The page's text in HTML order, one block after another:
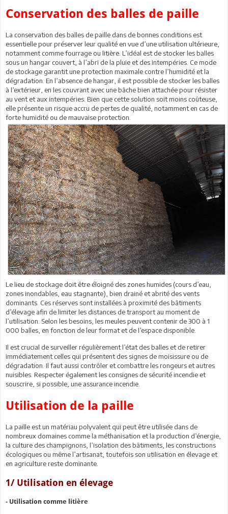
Conservation des balles de paille
La conservation des balles de paille dans de bonnes conditions est
essentielle pour préserver leur qualité en vue d’une utilisation ultérieure,
notamment comme fourrage ou litière. L’idéal est de stocker les balles
sous un hangar couvert, à l’abri de la pluie et des intempéries. Ce mode
de stockage garantit une protection maximale contre l’humidité et la
dégradation. En l’absence de hangar, il est possible de stocker les balles
à l’extérieur, en les couvrant avec une bâche bien attachée pour résister
au vent et aux intempéries. Bien que cette solution soit moins coûteuse,
elle présente un risque accru de pertes de qualité, notamment en cas de
forte humidité ou de mauvaise protection.
Le lieu de stockage doit être éloigné des zones humides (cours d’eau,
zones inondables, eau stagnante), bien drainé et abrité des vents
dominants. Ces réserves sont installées à proximité des bâtiments
d’élevage afin de limiter les distances de transport au moment de
l’utilisation. Selon les besoins, les meules peuvent contenir de 300 à 1
000 balles, en fonction de leur format et de l’espace disponible.
Il est crucial de surveiller régulièrement l’état des balles et de retirer
immédiatement celles qui présentent des signes de moisissure ou de
dégradation. Il faut aussi contrôler et combattre les rongeurs et autres
nuisibles. Respecter également les consignes de sécurité incendie et
souscrire, si possible, une assurance incendie.
Utilisation de la paille
La paille est un matériau polyvalent qui peut être utilisée dans de
nombreux domaines comme la méthanisation et la production d’énergie,
la culture des champignons, l’isolation des bâtiments, les constructions
écologiques ou même l’artisanat, toutefois son utilisation en élevage et
en agriculture reste dominante.
1/ Utilisation en élevage
- Utilisation comme litière